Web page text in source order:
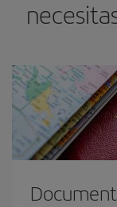
el precio más